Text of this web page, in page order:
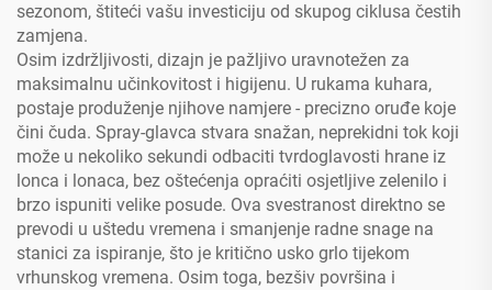
sezonom, štiteći vašu investiciju od skupog ciklusa čestih
zamjena.
Osim izdržljivosti, dizajn je pažljivo uravnotežen za
maksimalnu učinkovitost i higijenu. U rukama kuhara,
postaje produženje njihove namjere - precizno oruđe koje
čini čuda. Spray-glavca stvara snažan, neprekidni tok koji
može u nekoliko sekundi odbaciti tvrdoglavosti hrane iz
lonca i lonaca, bez oštećenja opraćiti osjetljive zelenilo i
brzo ispuniti velike posude. Ova svestranost direktno se
prevodi u uštedu vremena i smanjenje radne snage na
stanici za ispiranje, što je kritično usko grlo tijekom
vrhunskog vremena. Osim toga, bezšiv površina i